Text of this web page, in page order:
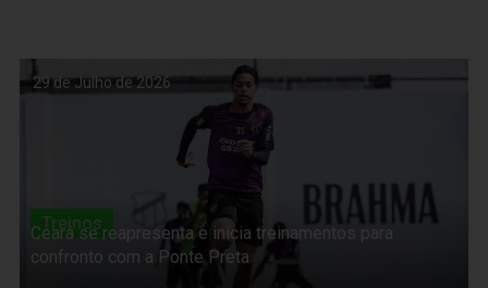
29 de Julho de 2026
Treinos
Ceará se reapresenta e inicia treinamentos para
confronto com a Ponte Preta